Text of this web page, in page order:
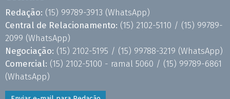
Redação: (15) 99789-3913 (WhatsApp)
Central de Relacionamento: (15) 2102-5110 / (15) 99789-
2099 (WhatsApp)
Negociação: (15) 2102-5195 / (15) 99788-3219 (WhatsApp)
Comercial: (15) 2102-5100 - ramal 5060 / (15) 99789-6861
(WhatsApp)